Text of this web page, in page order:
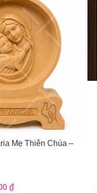
Mẹ Thiên Chúa –
₫